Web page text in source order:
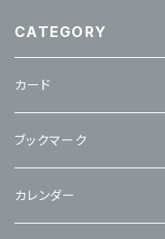
CATEGORY
カード
立体カード
ブックマーク
カレンダー